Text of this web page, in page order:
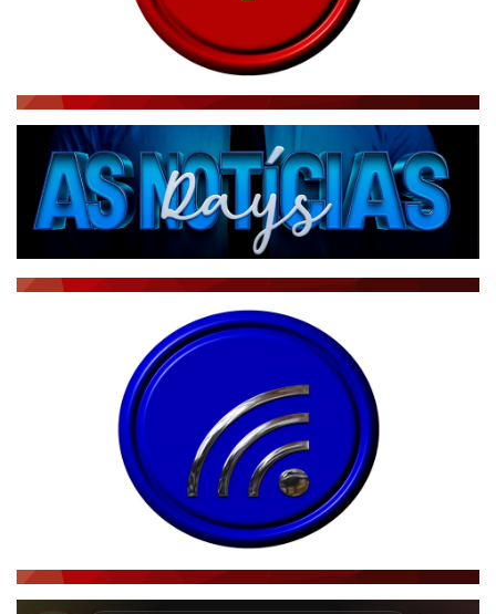
NOTÍCIAS AO MINUTO
ACONTECEU...VIROU MANCHETE!